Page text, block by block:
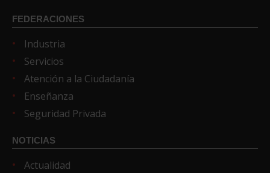
FEDERACIONES
Industria
Servicios
Atención a la Ciudadanía
Enseñanza
Seguridad Privada
NOTICIAS
Actualidad